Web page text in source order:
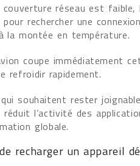
couverture réseau est
pour rechercher une
la montée en température.
coupe immédiatement
refroidir rapidement.
souhaitent rester
l’activité des
globale.
recharger un appareil